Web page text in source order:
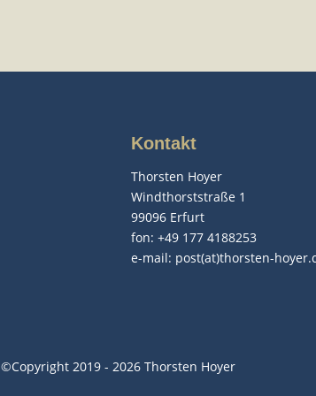
Kontakt
Thorsten Hoyer
Windthorststraße 1
99096 Erfurt
fon: +49 177 4188253
e-mail: post(at)thorsten-
©Copyright 2019 - 2026 Thorsten Hoyer